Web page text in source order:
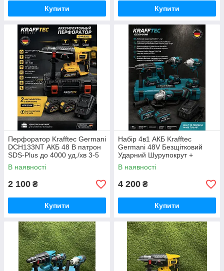
Купити Купити
Перфоратор Krafftec Germani
DCH133NT АКБ 48 В патрон
SDS-Plus до 4000 уд./хв 3-5
Дж
В наявності
2 100 ₴
Купити
Набір 4в1 АКБ Krafftec
Germani 48V Безщітковий
Ударний Шурупокрут +
Перфоратор + Болгарка +
Гайковерт Набір 4в1
Німеччина Синій
В наявності
4 200 ₴
Купити